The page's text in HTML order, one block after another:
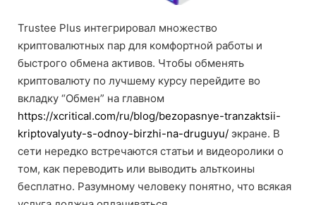
Trustee Plus интегрировал множество
криптовалютных пар для комфортной работы и
быстрого обмена активов. Чтобы обменять
криптовалюту по лучшему курсу перейдите во
вкладку “Обмен” на главном
https://xcritical.com/ru/blog/bezopasnye-tranzaktsii-
kriptovalyuty-s-odnoy-birzhi-na-druguyu/ экране. В
сети нередко встречаются статьи и видеоролики о
том, как переводить или выводить альткоины
бесплатно. Разумному человеку понятно, что всякая